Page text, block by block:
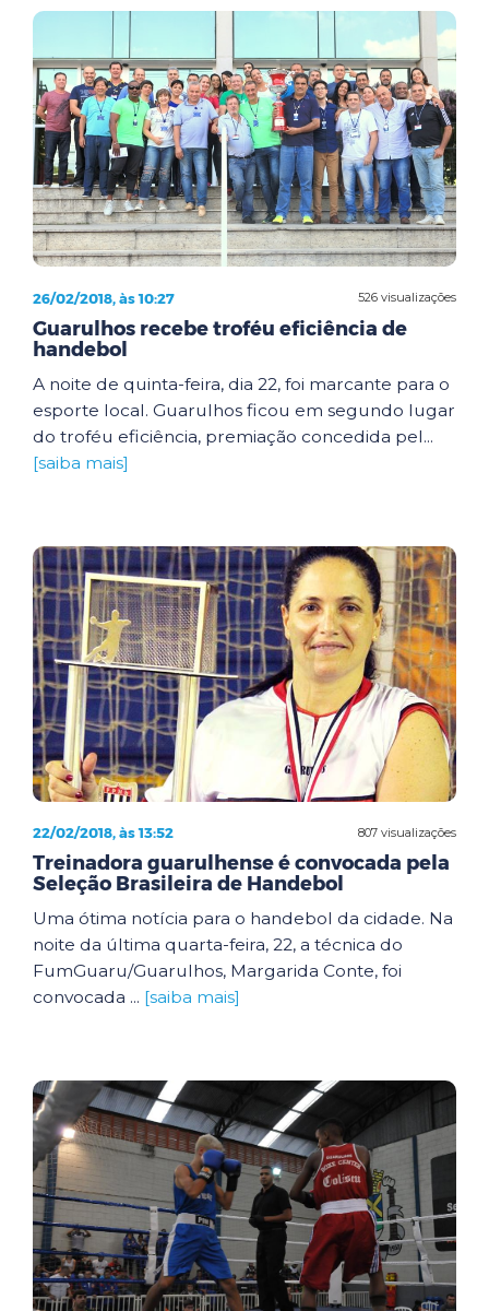
526 visualizações
26/02/2018, às 10:27
Guarulhos recebe troféu eficiência de
handebol
A noite de quinta-feira, dia 22, foi marcante para o
esporte local. Guarulhos ficou em segundo lugar
do troféu eficiência, premiação concedida pel...
[saiba mais]
807 visualizações
22/02/2018, às 13:52
Treinadora guarulhense é convocada pela
Seleção Brasileira de Handebol
Uma ótima notícia para o handebol da cidade. Na
noite da última quarta-feira, 22, a técnica do
FumGuaru/Guarulhos, Margarida Conte, foi
convocada ... [saiba mais]